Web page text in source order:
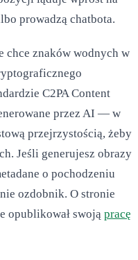
prowadzą chatbota.
chce znaków wodnych w
C2PA Content
przez AI — w
przejrzystością, żeby
Jeśli generujesz obrazy
o pochodzeniu
ozdobnik. O stronie
opublikował swoją pracę